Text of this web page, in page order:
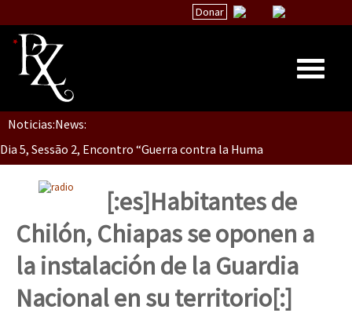
Donar
Inicio
Quiénes Somos
La palabra del EZLN
TEMAS
Chiapas
México
Noticias:News:
Dia 5, Sessão 2, Encontro “Guerra contra la Humanidad”
Dia 5, sessão 1, do Encontro “Guerra contra a Humanidade”(As
[:es]Habitantes de
Chilón, Chiapas se oponen a
la instalación de la Guardia
Nacional en su territorio[:]